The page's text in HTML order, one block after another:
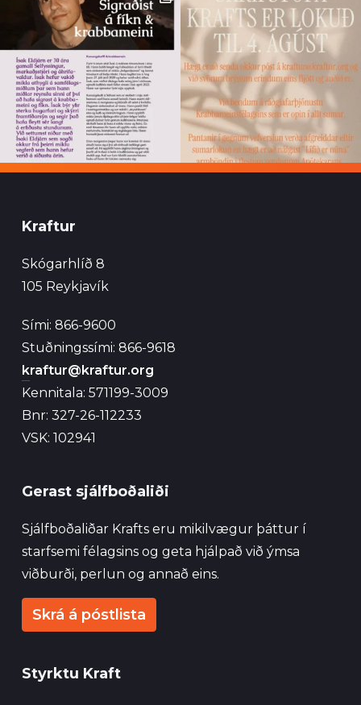
Kraftur
Skógarhlíð 8
105 Reykjavík
Sími: 866-9600
Stuðningssími: 866-9618
kraftur@kraftur.org
Kennitala: 571199-3009
Bnr: 327-26-112233
VSK: 102941
Gerast sjálfboðaliði
Sjálfboðaliðar Krafts eru mikilvægur þáttur í
starfsemi félagsins og geta hjálpað við ýmsa
viðburði, perlun og annað eins.
Skrá á póstlista
Styrktu Kraft